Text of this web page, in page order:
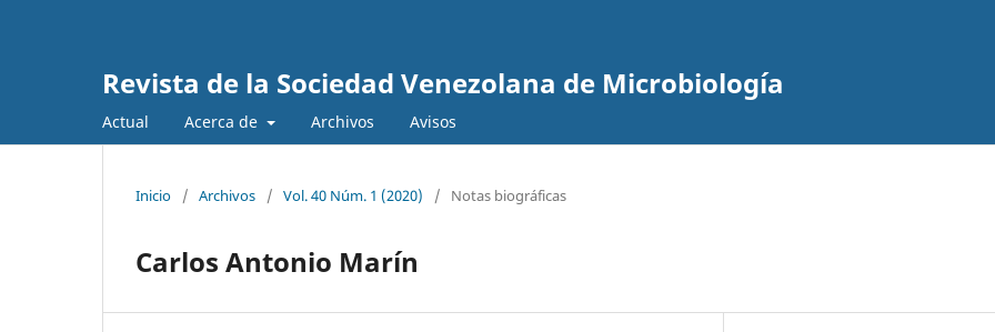
Revista de la Sociedad Venezolana de Microbiología
Actual Acerca de Archivos Avisos
Inicio / Archivos / Vol. 40 Núm. 1 (2020) / Notas biográficas
Carlos Antonio Marín